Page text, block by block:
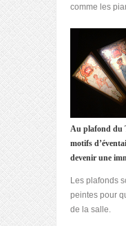
comme les
Au plafond du
motifs
devenir une
Les plafonds
peintes pour
de la salle.